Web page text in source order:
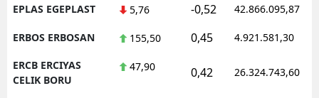
EPLAS EGEPLAST 5,76 -0,52 42.866.095,87
ERBOS ERBOSAN 155,50 0,45 4.921.581,30
ERCB ERCIYAS
CELIK BORU
47,90 0,42 26.324.743,60